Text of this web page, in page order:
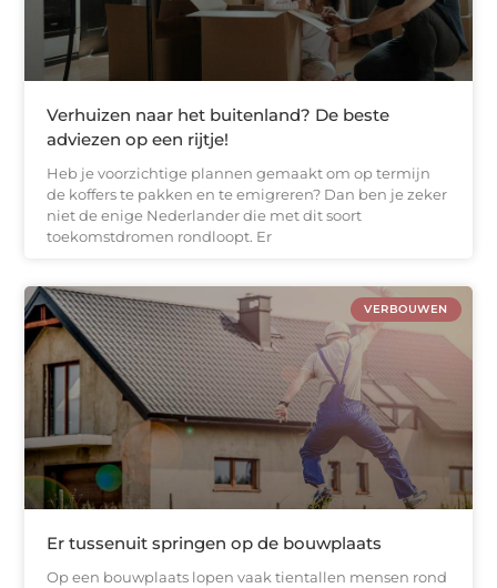
Verhuizen naar het buitenland? De beste
adviezen op een rijtje!
Heb je voorzichtige plannen gemaakt om op termijn
de koffers te pakken en te emigreren? Dan ben je zeker
niet de enige Nederlander die met dit soort
toekomstdromen rondloopt. Er
VERBOUWEN
Er tussenuit springen op de bouwplaats
Op een bouwplaats lopen vaak tientallen mensen rond